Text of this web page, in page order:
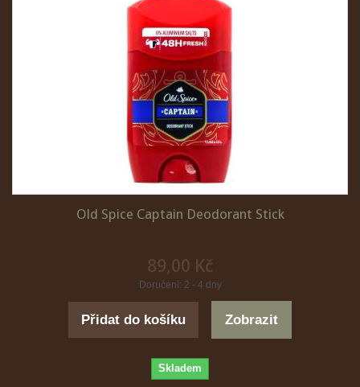
Old Spice Captain Deodorant Stick
89,00 Kč
Doručení: 2 - 4 dny
Přidat do košíku Zobrazit
Skladem